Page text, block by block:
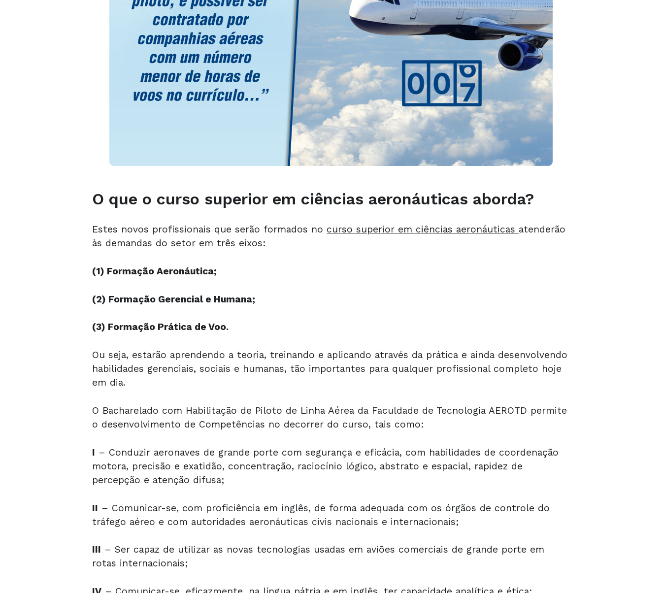
O que o curso superior em ciências aeronáuticas aborda?
Estes novos profissionais que serão formados no curso superior em ciências aeronáuticas atenderão
às demandas do setor em três eixos:
(1) Formação Aeronáutica;
(2) Formação Gerencial e Humana;
(3) Formação Prática de Voo.
Ou seja, estarão aprendendo a teoria, treinando e aplicando através da prática e ainda desenvolvendo
habilidades gerenciais, sociais e humanas, tão importantes para qualquer profissional completo hoje
em dia.
O Bacharelado com Habilitação de Piloto de Linha Aérea da Faculdade de Tecnologia AEROTD permite
o desenvolvimento de Competências no decorrer do curso, tais como:
I – Conduzir aeronaves de grande porte com segurança e eficácia, com habilidades de coordenação
motora, precisão e exatidão, concentração, raciocínio lógico, abstrato e espacial, rapidez de
percepção e atenção difusa;
II – Comunicar-se, com proficiência em inglês, de forma adequada com os órgãos de controle do
tráfego aéreo e com autoridades aeronáuticas civis nacionais e internacionais;
III – Ser capaz de utilizar as novas tecnologias usadas em aviões comerciais de grande porte em
rotas internacionais;